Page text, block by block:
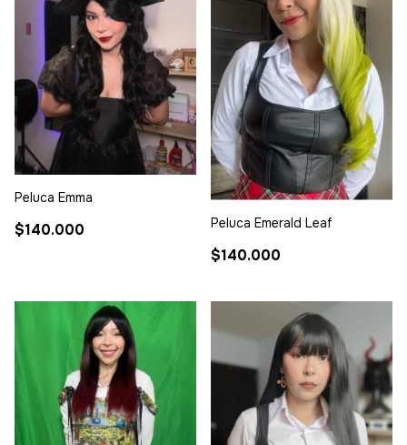
Peluca Emma
$140.000 Peluca Emerald Leaf
$140.000